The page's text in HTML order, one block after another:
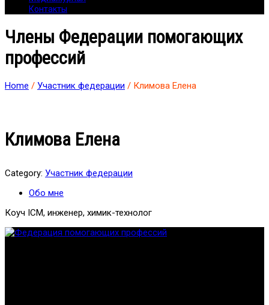
Контакты
Члены Федерации помогающих
профессий
Home / Участник федерации / Климова Елена
Климова Елена
Category: Участник федерации
Обо мне
Коуч ICM, инженер, химик-технолог